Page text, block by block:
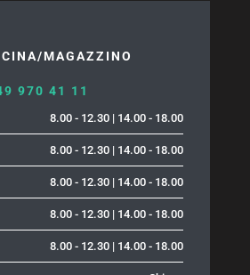
MAGAZZINO
970 41 11
8.00 - 12.30 | 14.00 - 18.00
8.00 - 12.30 | 14.00 - 18.00
8.00 - 12.30 | 14.00 - 18.00
8.00 - 12.30 | 14.00 - 18.00
8.00 - 12.30 | 14.00 - 18.00